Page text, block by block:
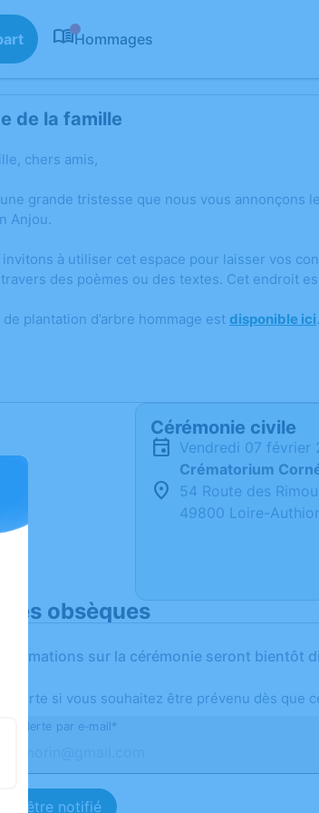
Hommages
de la famille
chers amis,
une grande tristesse que nous vous
Anjou.
invitons à utiliser cet espace pour laisser vos
des poèmes ou des textes. Cet endroit
plantation d’arbre hommage est disponible ici.
Cérémonie civile
vendredi 07 février
Crématorium
54 Route des
49800 Loire-
obsèques
informations sur la cérémonie seront bientôt
alerte si vous souhaitez être prévenu dès que
alerte par e-mail*
être notifié